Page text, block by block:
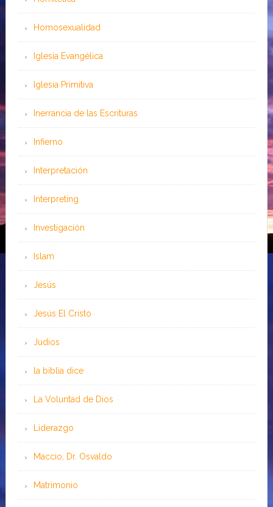
Homosexualidad
Iglesia Evangélica
Iglesia Primitiva
Inerrancia de las Escrituras
Infierno
Interpretación
Interpreting
Investigación
Islam
Jesús
Jesús El Cristo
Judíos
la biblia dice
La Voluntad de Dios
Liderazgo
Maccio, Dr. Osvaldo
Matrimonio